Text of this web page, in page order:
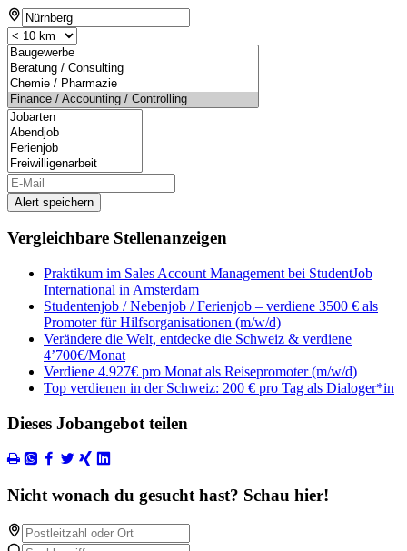
Alert speichern
Vergleichbare Stellenanzeigen
Praktikum im Sales Account Management bei StudentJob
International in Amsterdam
Studentenjob / Nebenjob / Ferienjob – verdiene 3500 € als
Promoter für Hilfsorganisationen (m/w/d)
Verändere die Welt, entdecke die Schweiz & verdiene
4’700€/Monat
Verdiene 4.927€ pro Monat als Reisepromoter (m/w/d)
Top verdienen in der Schweiz: 200 € pro Tag als Dialoger*in
Dieses Jobangebot teilen
Nicht wonach du gesucht hast? Schau hier!